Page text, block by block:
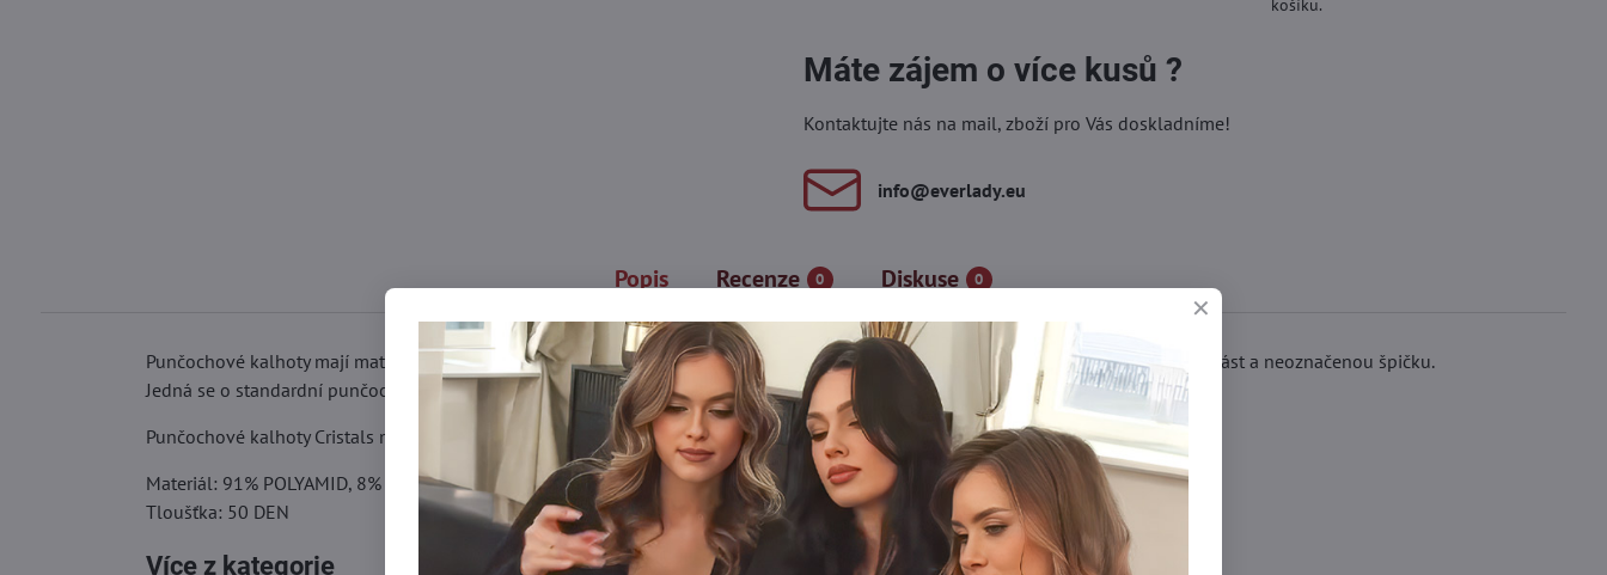
košíku.
Máte zájem o více kusů ?
Kontaktujte nás na mail, zboží pro Vás doskladníme!
info​@everlady​.eu
Popis Recenze 0 Diskuse 0
Punčochové kalhoty mají matný povrch a jsou šité plochým švem, který je pod oblečením neviditelný. Mají označenou kalhotkovou část a neoznačenou špičku.
Jedná se o standardní punčochové kalhoty, komfort nošení zvyšuje manžeta, která netlačí a bavlněný klín.
Punčochové kalhoty Cristals mají polomatný povrch a jejich ažurový vzor opticky zeštíhluje nohy.
Materiál: 91% POLYAMID, 8% ELASTAN, 1% BAVLNA
Tloušťka: 50 DEN
Více z kategorie